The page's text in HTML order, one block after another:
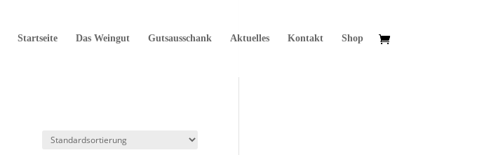
Startseite Das Weingut Gutsausschank Aktuelles Kontakt Shop